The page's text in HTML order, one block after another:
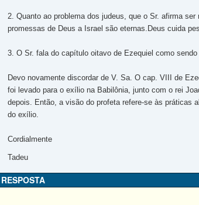
2. Quanto ao problema dos judeus, que o Sr. afirma
promessas de Deus a Israel são eternas.Deus cuida
3. O Sr. fala do capítulo oitavo de Ezequiel como
Devo novamente discordar de V. Sa. O cap. VIII de
foi levado para o exílio na Babilônia, junto com o rei
depois. Então, a visão do profeta refere-se às práticas
do exílio.
Cordialmente
Tadeu
RESPOSTA